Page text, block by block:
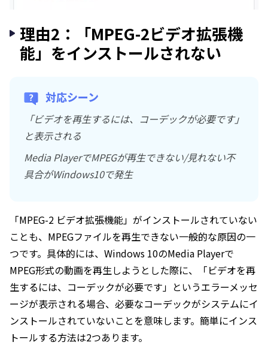
理由2：「MPEG-2ビデオ拡張機
能」をインストールされない
対応シーン
「ビデオを再生するには、コーデックが必要です」
と表示される
Media PlayerでMPEGが再生できない/見れない不
具合がWindows10で発生
「MPEG-2 ビデオ拡張機能」がインストールされていない
ことも、MPEGファイルを再生できない一般的な原因の一
つです。具体的には、Windows 10のMedia Playerで
MPEG形式の動画を再生しようとした際に、「ビデオを再
生するには、コーデックが必要です」というエラーメッセ
ージが表示される場合、必要なコーデックがシステムにイ
ンストールされていないことを意味します。簡単にインス
トールする方法は2つあります。